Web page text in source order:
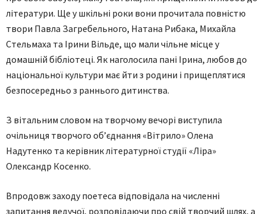
літератури. Ще у шкільні роки вони прочитала повністю
твори Павла Загребельного, Натана Рибака, Михайла
Стельмаха та Ірини Вільде, що мали чільне місце у
домашній бібліотеці. Як наголосила пані Ірина, любов до
національної культури має йти з родини і прищеплятися
безпосередньо з раннього дитинства.
З вітальним словом на творчому вечорі виступила
очільниця творчого об’єднання «Вітрило» Олена
Надутенко та керівник літературної студії «Ліра»
Олександр Косенко.
Впродовж заходу поетеса відповідала на численні
запитання ведучої, розповідаючи про свій творчий шлях, а